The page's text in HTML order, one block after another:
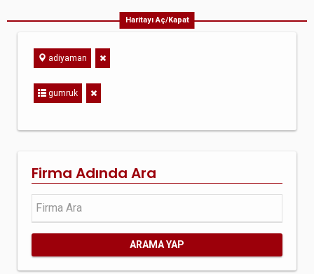
Haritayı Aç/Kapat
adiyaman
gumruk
Firma Adında Ara
ARAMA YAP